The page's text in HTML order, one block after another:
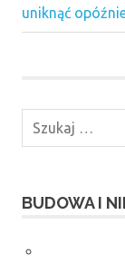
uniknąć
BUDOWA I